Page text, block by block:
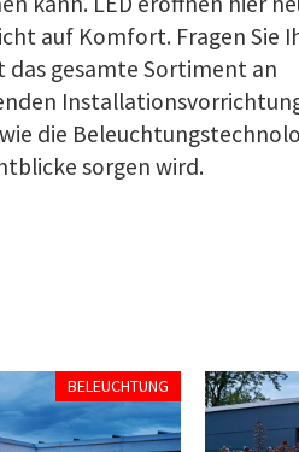
auf Komfort. Fragen Sie
das gesamte Sortiment an
die
sorgen wird.
BELEUCHTUNG